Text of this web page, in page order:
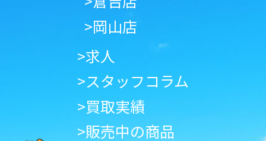
>岡山店
>求人
>スタッフコラム
>買取実績
>販売中の商品